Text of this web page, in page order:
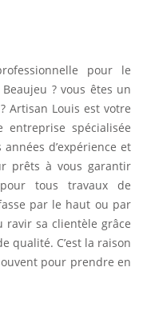
pour le
? vous êtes un
Artisan Louis est votre
entreprise spécialisée
d’expérience et
prêts à vous garantir
tous travaux de
par le haut ou par
ravir sa clientèle grâce
qualité. C’est la raison
pour prendre en